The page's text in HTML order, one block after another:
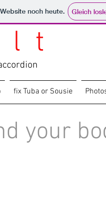
noch heute. Gleich
l t
fix Tuba or Sousie
your